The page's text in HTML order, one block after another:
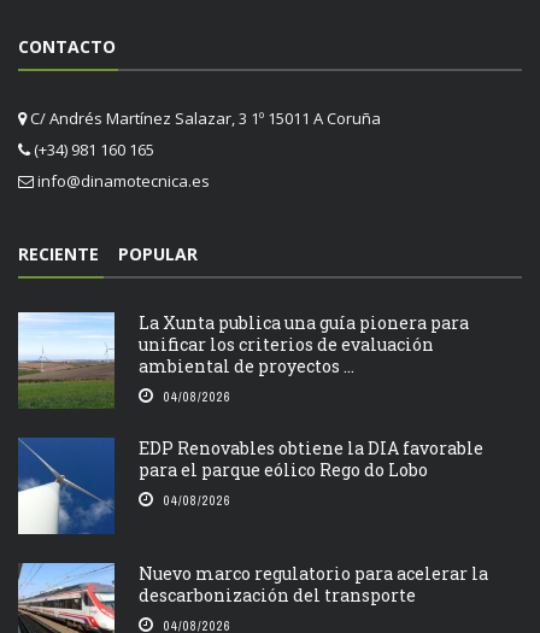
CONTACTO
C/ Andrés Martínez Salazar, 3 1º 15011 A Coruña
(+34) 981 160 165
info@dinamotecnica.es
RECIENTE POPULAR
La Xunta publica una guía pionera para
unificar los criterios de evaluación
ambiental de proyectos ...
04/08/2026
EDP Renovables obtiene la DIA favorable
para el parque eólico Rego do Lobo
04/08/2026
Nuevo marco regulatorio para acelerar la
descarbonización del transporte
04/08/2026